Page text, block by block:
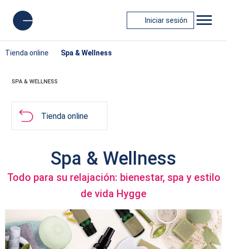
Iniciar sesión
Tienda online Spa & Wellness
SPA & WELLNESS
Tienda online
Spa & Wellness
Todo para su relajación: bienestar, spa y estilo
de vida Hygge